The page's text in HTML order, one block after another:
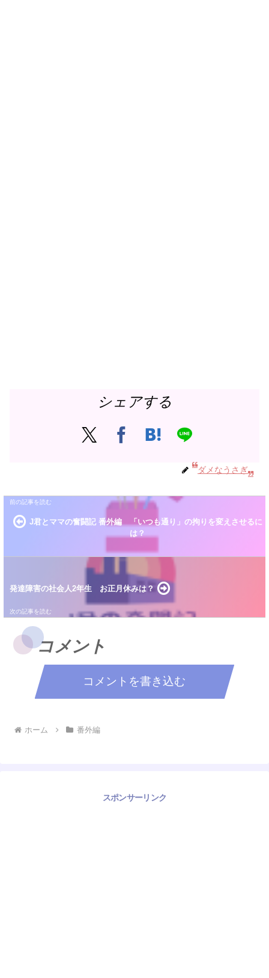
シェアする
ダメなうさぎ
J君とママの奮闘記 番外編 「いつも通り」の拘りを変えさせるに
は？
発達障害の社会人2年生 お正月休みは？
コメント
コメントを書き込む
ホーム 番外編
スポンサーリンク